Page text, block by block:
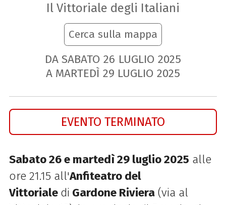
Il Vittoriale degli Italiani
Cerca sulla mappa
DA SABATO 26 LUGLIO 2025
A MARTEDÌ 29 LUGLIO 2025
EVENTO TERMINATO
Sabato 26 e martedì 29 luglio 2025 alle
ore 21.15 all'Anfiteatro del
Vittoriale di Gardone Riviera(via al